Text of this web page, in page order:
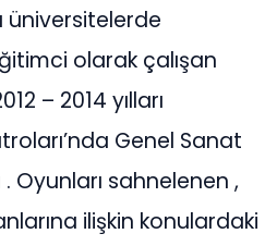
üniversitelerde
olarak çalışan
– 2014 yılları
Genel Sanat
Oyunları sahnelenen ,
ilişkin konulardaki